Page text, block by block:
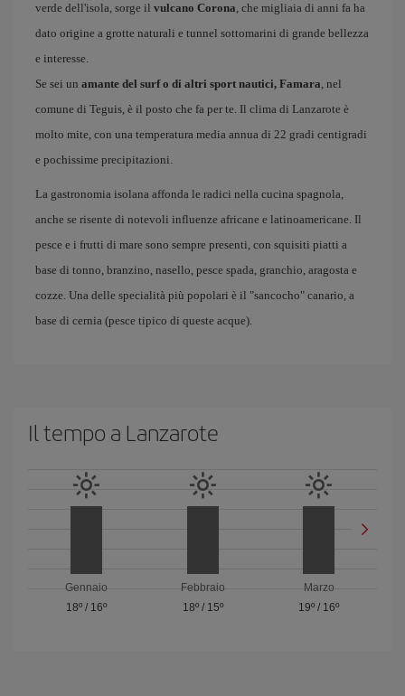
verde dell'isola, sorge il vulcano Corona, che migliaia di anni fa ha
dato origine a grotte naturali e tunnel sottomarini di grande bellezza
e interesse.
Se sei un amante del surf o di altri sport nautici, Famara, nel
comune di Teguis, è il posto che fa per te. Il clima di Lanzarote è
molto mite, con una temperatura media annua di 22 gradi centigradi
e pochissime precipitazioni.
La gastronomia isolana affonda le radici nella cucina spagnola,
anche se risente di notevoli influenze africane e latinoamericane. Il
pesce e i frutti di mare sono sempre presenti, con squisiti piatti a
base di tonno, branzino, nasello, pesce spada, granchio, aragosta e
cozze. Una delle specialità più popolari è il "sancocho" canario, a
base di cernia (pesce tipico di queste acque).
Il tempo a Lanzarote
Gennaio
18º/ 16º
Febbraio
18º/ 15º
Marzo
19º / 16º